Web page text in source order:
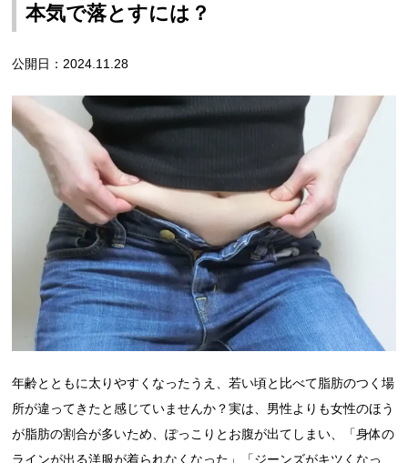
本気で落とすには？
公開日：2024.11.28
年齢とともに太りやすくなったうえ、若い頃と比べて脂肪のつく場
所が違ってきたと感じていませんか？実は、男性よりも女性のほう
が脂肪の割合が多いため、ぽっこりとお腹が出てしまい、「身体の
ラインが出る洋服が着られなくなった」「ジーンズがキツくなっ